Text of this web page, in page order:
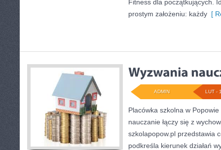
Fitness dla początkujących.
prostym założeniu: każdy [
LUT -
ADMIN
Placówka szkolna w
nauczanie łączy się z
szkolapopow.pl przedstawia
podkreśla kierunek działań